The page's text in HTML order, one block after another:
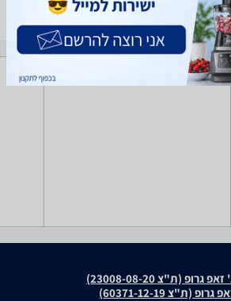
(ת"צ 23008-08-20)
60371-12-19)